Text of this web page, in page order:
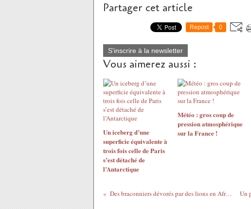
Partager cet article
Repost 0
S'inscrire à la newsletter
Vous aimerez aussi :
Un iceberg d’une
superficie équivalente à
trois fois celle de Paris
s’est détaché de
l’Antarctique
Météo : gros coup de
pression atmosphérique
sur la France !
Des braconniers dévorés par des lions en Afrique du Sud